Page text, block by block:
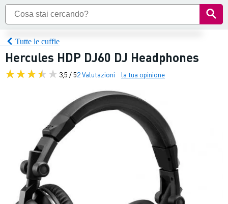
Tutte le cuffie
Hercules HDP DJ60 DJ Headphones
3,5 / 52 Valutazioni la tua opinione